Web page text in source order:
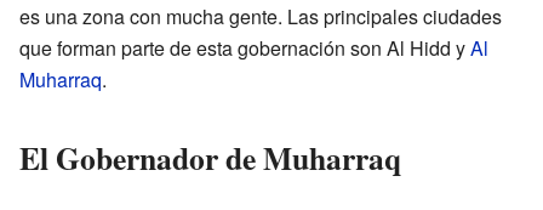
es una zona con mucha gente. Las principales ciudades
que forman parte de esta gobernación son Al Hidd yAl
Muharraq.
El Gobernador de Muharraq